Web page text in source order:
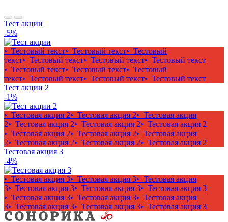
Тест акции
-5%
• Тестовый текст• Тестовый текст• Тестовый
текст• Тестовый текст• Тестовый текст• Тестовый текст
• Тестовый текст• Тестовый текст• Тестовый
текст• Тестовый текст• Тестовый текст• Тестовый текст
Тест акции 2
-1%
• Тестовая акция 2• Тестовая акция 2• Тестовая акция
2• Тестовая акция 2• Тестовая акция 2• Тестовая акция 2
• Тестовая акция 2• Тестовая акция 2• Тестовая акция
2• Тестовая акция 2• Тестовая акция 2• Тестовая акция 2
Тестовая акция 3
-4%
• Тестовая акция 3• Тестовая акция 3• Тестовая акция
3• Тестовая акция 3• Тестовая акция 3• Тестовая акция 3
• Тестовая акция 3• Тестовая акция 3• Тестовая акция
3• Тестовая акция 3• Тестовая акция 3• Тестовая акция 3